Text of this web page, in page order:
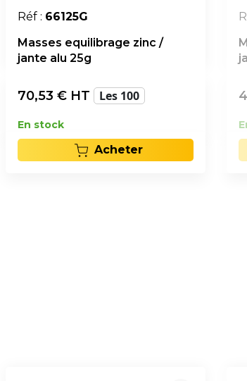
Réf : 66125G
Masses equilibrage zinc /
jante alu 25g
70,53 € HT Les 100
En stock
Acheter